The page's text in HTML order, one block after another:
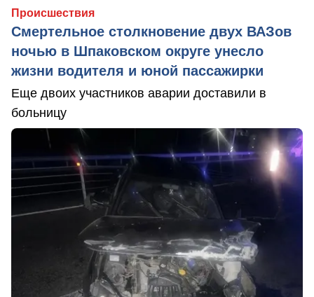
Происшествия
Смертельное столкновение двух ВАЗов
ночью в Шпаковском округе унесло
жизни водителя и юной пассажирки
Еще двоих участников аварии доставили в
больницу